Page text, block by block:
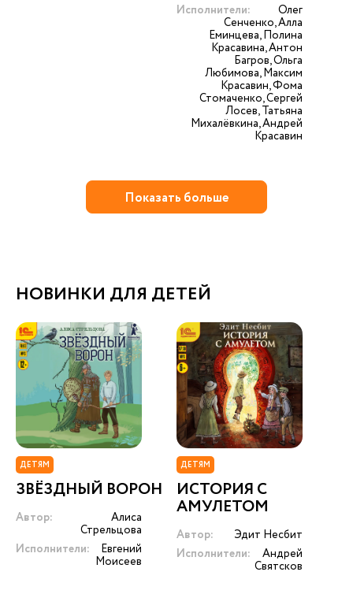
Исполнители:
Олег
Сенченко, Алла
Еминцева, Полина
Красавина, Антон
Багров, Ольга
Любимова, Максим
Красавин, Фома
Стомаченко, Сергей
Лосев, Татьяна
Михалёвкина, Андрей
Красавин
Показать больше
НОВИНКИ ДЛЯ ДЕТЕЙ
ДЕТЯМ
ЗВЁЗДНЫЙ ВОРОН
Автор:
Алиса
Стрельцова
Исполнители:
Евгений
Моисеев
ДЕТЯМ
ИСТОРИЯ С
АМУЛЕТОМ
Автор:
Эдит Несбит
Исполнители:
Андрей
Святсков